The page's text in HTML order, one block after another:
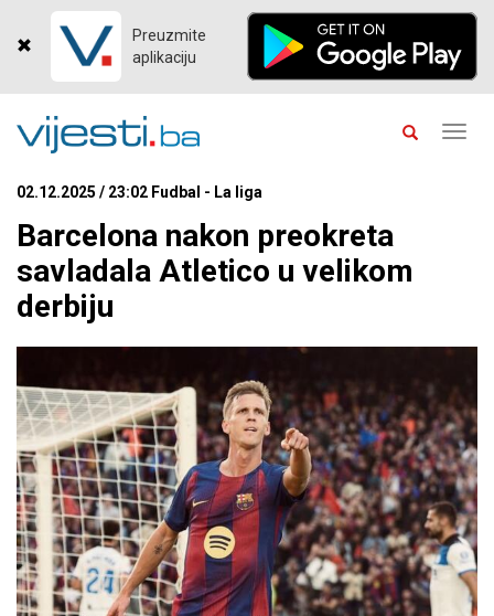
Preuzmite
aplikaciju
02.12.2025 / 23:02 Fudbal - La liga
Barcelona nakon preokreta
savladala Atletico u velikom
derbiju